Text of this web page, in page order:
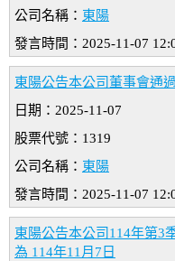
公司名稱： 東陽
發言時間：2025-11-07
東陽公告本公司董事會通
日期：2025-11-07
股票代號：1319
公司名稱： 東陽
發言時間：2025-11-07
東陽公告本公司114年第3
為 114年11月7日